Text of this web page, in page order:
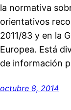
la normativa
orientativos
2011/83 y en la
Europea. Está
de información
octubre 8, 2014